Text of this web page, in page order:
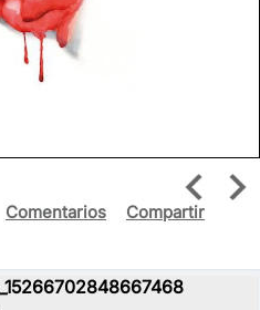
Comentarios
Compartir